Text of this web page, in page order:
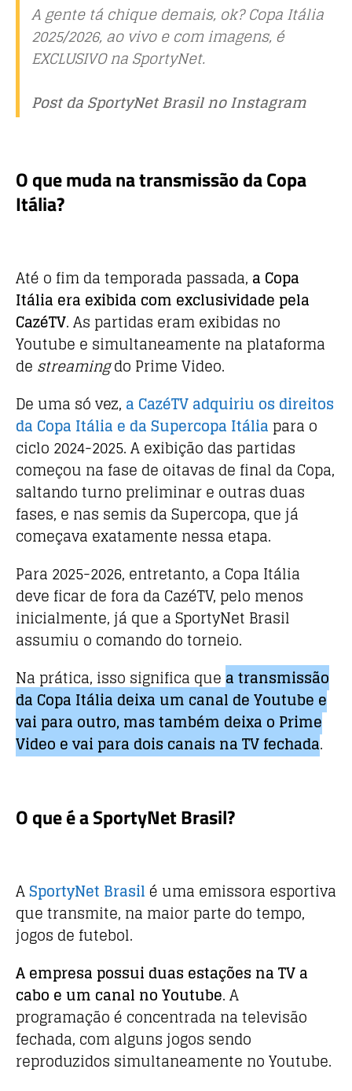
A gente tá chique demais, ok? Copa Itália
2025/2026, ao vivo e com imagens, é
EXCLUSIVO na SportyNet.
Post da SportyNet Brasil no Instagram
O que muda na transmissão da Copa
Itália?
Até o fim da temporada passada, a Copa
Itália era exibida com exclusividade pela
CazéTV. As partidas eram exibidas no
Youtube e simultaneamente na plataforma
de streamingdo Prime Video.
De uma só vez, a CazéTV adquiriu os direitos
da Copa Itália e da Supercopa Itália para o
ciclo 2024-2025. A exibição das partidas
começou na fase de oitavas de final da Copa,
saltando turno preliminar e outras duas
fases, e nas semis da Supercopa, que já
começava exatamente nessa etapa.
Para 2025-2026, entretanto, a Copa Itália
deve ficar de fora da CazéTV, pelo menos
inicialmente, já que a SportyNet Brasil
assumiu o comando do torneio.
Na prática, isso significa que a transmissão
da Copa Itália deixa um canal de Youtube e
vai para outro, mas também deixa o Prime
Video e vai para dois canais na TV fechada.
O que é a SportyNet Brasil?
ASportyNet Brasil é uma emissora esportiva
que transmite, na maior parte do tempo,
jogos de futebol.
A empresa possui duas estações na TV a
cabo e um canal no Youtube. A
programação é concentrada na televisão
fechada, com alguns jogos sendo
reproduzidos simultaneamente no Youtube.